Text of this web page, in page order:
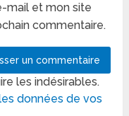
mail et mon site
commentaire.
les indésirables.
données de vos